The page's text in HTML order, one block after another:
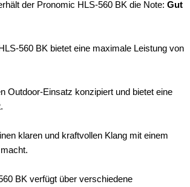
der Pronomic HLS-560 BK die Note: Gut
560 BK bietet eine maximale Leistung von
Outdoor-Einsatz konzipiert und bietet eine
klaren und kraftvollen Klang mit einem
BK verfügt über verschiedene